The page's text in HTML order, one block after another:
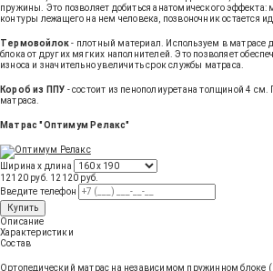
пружины. Это позволяет добиться анатомического эффекта:
контуры лежащего на нем человека, позвоночник остается
Термовойлок- плотный материал. Используем в матрасе
блока от других мягких наполнителей. Это позволяет
износа и значительно увеличить срок службы матраса.
Короб из ППУ - состоит из пенополиуретана толщиной 4
матраса.
Матрас "Оптимум Релакс"
Ширина х длина
12120 руб. 12120 руб.
Введите телефон
Купить
Описание
Характеристики
Состав
Ортопедический матрас на независимом пружинном блоке